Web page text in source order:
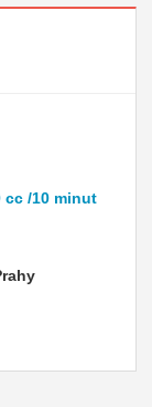
cc /10 minut